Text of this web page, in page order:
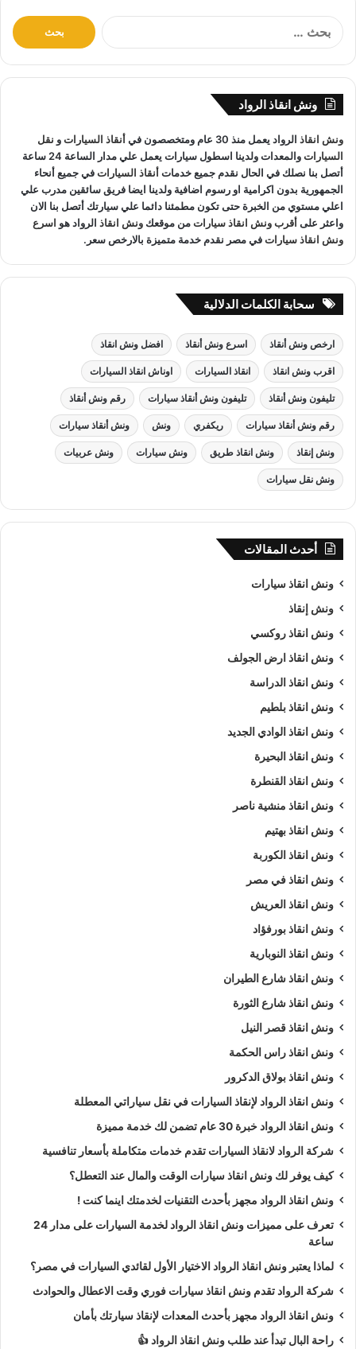
:
ونش انقاذ الرواد
ونش انقاذ الرواد يعمل منذ 30 عام ومتخصصون في أنقاذ السياراتو نقل
السيارات
والمعدات ولدينا اسطول سيارات يعمل علي مدار الساعة 24 ساعة
أتصل بنا نصلك في الحال نقدم جميع خدماتأنقاذ السياراتفي جميع أنحاء
الجمهورية بدون اكرامية او رسوم اضافية ولدينا ايضا فريق سائقين مدرب علي
اعلي مستوي من الخبرة حتى تكون مطمئنا دائما علي سيارتك أتصل بنا الان
واعثر علىأقرب ونش انقاذ سياراتمن موقعك ونش انقاذ الرواد هو اسرع
ونش انقاذ سياراتفي مصر نقدم خدمة متميزة بالارخص سعر.
سحابة الكلمات الدلالية
ارخص ونش أنقاذ اسرع ونش أنقاذ افضل ونش انقاذ
اقرب ونش انقاذ انقاذ السيارات اوناش انقاذ السيارات
تليفون ونش أنقاذ تليفون ونش أنقاذ سيارات رقم ونش أنقاذ
رقم ونش أنقاذ سيارات ريكفري ونش ونش أنقاذ سيارات
ونش إنقاذ ونش انقاذ طريق ونش سيارات ونش عربيات
ونش نقل سيارات
أحدث المقالات
ونش انقاذ سيارات
ونش إنقاذ
ونش انقاذ روكسي
ونش انقاذ ارض الجولف
ونش انقاذ الدراسة
ونش انقاذ بلطيم
ونش انقاذ الوادي الجديد
ونش انقاذ البحيرة
ونش انقاذ القنطرة
ونش انقاذ منشية ناصر
ونش انقاذ بهتيم
ونش انقاذ الكوربة
ونش انقاذ في مصر
ونش انقاذ العريش
ونش انقاذ بورفؤاد
ونش انقاذ النوبارية
ونش انقاذ شارع الطيران
ونش انقاذ شارع الثورة
ونش انقاذ قصر النيل
ونش انقاذ راس الحكمة
ونش انقاذ بولاق الدكرور
ونش انقاذ الرواد لإنقاذ السيارات في نقل سياراتي المعطلة
ونش انقاذ الرواد خبرة 30 عام تضمن لك خدمة مميزة
شركة الرواد لانقاذ السيارات تقدم خدمات متكاملة بأسعار تنافسية
كيف يوفر لك ونش انقاذ سيارات الوقت والمال عند التعطل؟
ونش انقاذ الرواد مجهز بأحدث التقنيات لخدمتك اينما كنت !
تعرف على مميزات ونش انقاذ الرواد لخدمة السيارات على مدار 24
ساعة
لماذا يعتبر ونش انقاذ الرواد الاختيار الأول لقائدي السيارات في مصر؟
شركة الرواد تقدم ونش انقاذ سيارات فوري وقت الاعطال والحوادث
ونش انقاذ الرواد مجهز بأحدث المعدات لإنقاذ سيارتك بأمان
راحة البال تبدأ عند طلب ونش انقاذ الرواد 👍